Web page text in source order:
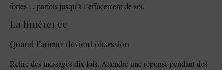
fortes… parfois jusqu’à l’effacement de soi.
La limérence
Quand l’amour devient obsession
Relire des messages dix fois. Attendre une réponse pendant des